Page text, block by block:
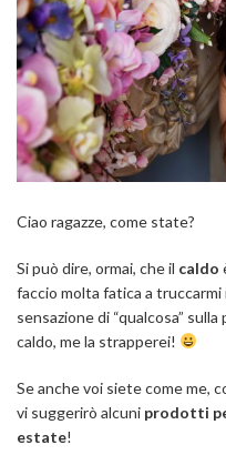
Ciao ragazze, come state?
Si può dire, ormai, che il caldo
faccio molta fatica a
sensazione di “qualcosa”
caldo, me la strapperei!
Se anche voi siete come me,
vi suggerirò alcuni prodotti
estate!